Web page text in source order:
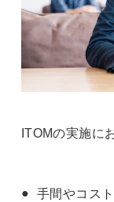
ITOMの実施に
手間やコス